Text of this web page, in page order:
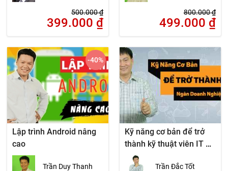
500.000₫
399.000 ₫
800.000₫
499.000 ₫
Lập trình Android nâng
cao
Trần Duy Thanh
-40%
Kỹ năng cơ bản để trở
thành kỹ thuật viên IT –
Ngàn doanh nghiệp cần
Trần Đắc Tốt